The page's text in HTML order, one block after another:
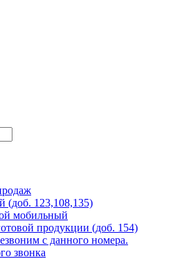
(доб. 123,108,135)
мобильный
продукции (доб. 154)
с данного номера.
звонка